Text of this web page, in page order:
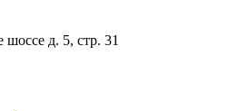
шоссе д. 5, стр. 31